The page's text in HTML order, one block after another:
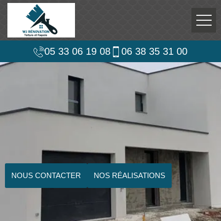
05 33 06 19 08 06 38 35 31 00
NOUS CONTACTER NOS RÉALISATIONS